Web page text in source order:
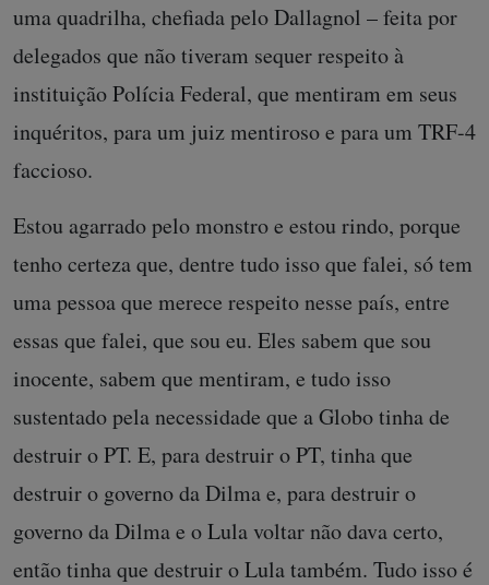
uma quadrilha, chefiada pelo Dallagnol – feita por
delegados que não tiveram sequer respeito à
instituição Polícia Federal, que mentiram em seus
inquéritos, para um juiz mentiroso e para um TRF-4
faccioso.
Estou agarrado pelo monstro e estou rindo, porque
tenho certeza que, dentre tudo isso que falei, só tem
uma pessoa que merece respeito nesse país, entre
essas que falei, que sou eu. Eles sabem que sou
inocente, sabem que mentiram, e tudo isso
sustentado pela necessidade que a Globo tinha de
destruir o PT. E, para destruir o PT, tinha que
destruir o governo da Dilma e, para destruir o
governo da Dilma e o Lula voltar não dava certo,
então tinha que destruir o Lula também. Tudo isso é